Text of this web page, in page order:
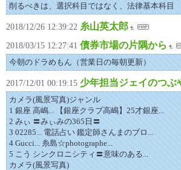
削るべきは、選択科目ではなく、法律基本科目
2018/12/26 12:39:22 糸山英太郎
2018/03/15 12:27:41 債券市場の片隅から
今朝のドラめもん（営業日の毎朝更新）
2017/12/01 00:19:15 少年担当ジェイのつぶ
カメラ(風景写真)ジャンル
1 銀座 高嶋... 【銀座クラブ高嶋】25才銀座...
2 みぃ 〓みぃみの365日〓
3 02285... 電話占い 鑑定師さんまのブロ...
4 Gucci... 糸島☆photographe...
5 こう シンクロニシティ〓意味のある...
カメラ(風景写真)